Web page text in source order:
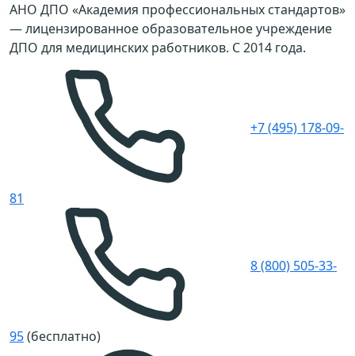
АНО ДПО «Академия профессиональных стандартов»
— лицензированное образовательное учреждение
ДПО для медицинских работников. С 2014 года.
+7 (495) 178-09-
81
8 (800) 505-33-
95(бесплатно)